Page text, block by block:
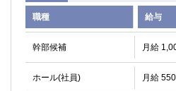
職種 給与
幹部候補 月給
ホール(社員) 月給
厚木
横須賀
桜木町
南越谷